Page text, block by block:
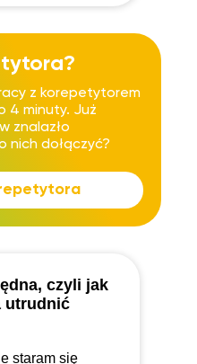
z korepetytorem
4 minuty. Już
znalazło
nich dołączyć?
czyli jak
utrudnić
staram się